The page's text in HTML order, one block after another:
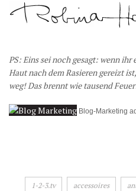
PS: Eins sei noch gesagt: wenn
Haut nach dem Rasieren gereizt
weg! Das brennt wie tausend
Blog-Marketing
1-2-3.tv accessoires